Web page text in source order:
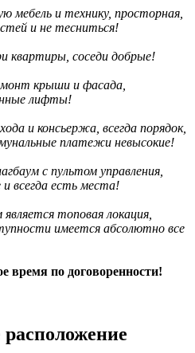
мебель и технику, просторная,
и не тесниться!
квартиры, соседи добрые!
крыши и фасада,
лифты!
и консьержа, всегда порядок,
платежи невысокие!
с пультом управления,
всегда есть места!
топовая локация,
имеется абсолютно все
время по договоренности!